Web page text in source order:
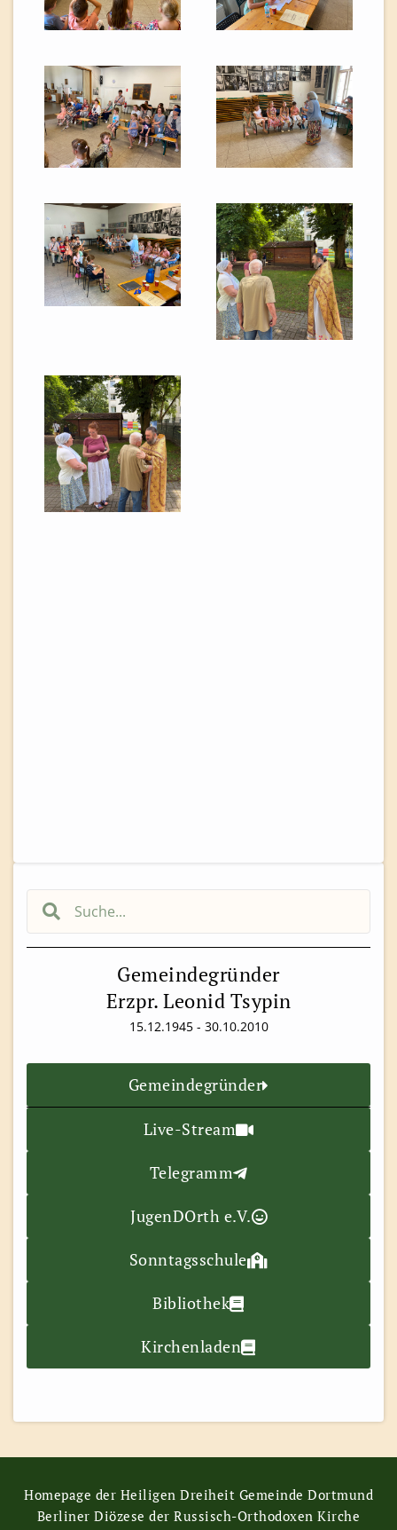
Gemeindegründer
Erzpr. Leonid Tsypin
15.12.1945 - 30.10.2010
Gemeindegründer
Live-Stream
Telegramm
JugenDOrth e.V.
Sonntagsschule
Bibliothek
Kirchenladen
Homepage der Heiligen Dreiheit Gemeinde Dortmund
Berliner Diözese der Russisch-Orthodoxen Kirche